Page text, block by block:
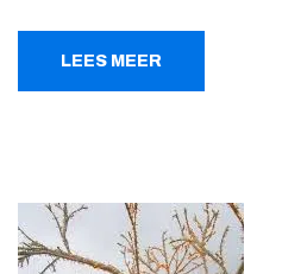
LEES MEER